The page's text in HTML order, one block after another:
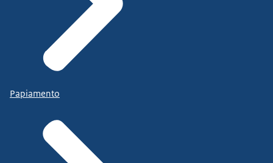
Papiamento